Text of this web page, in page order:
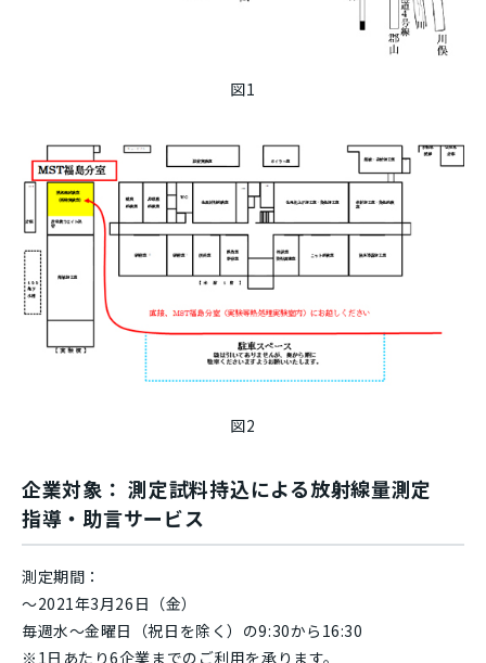
図1
図2
企業対象： 測定試料持込による放射線量測定
指導・助言サービス
測定期間：
～2021年3月26日（金）
毎週水～金曜日（祝日を除く）の9:30から16:30
※1日あたり6企業までのご利用を承ります。